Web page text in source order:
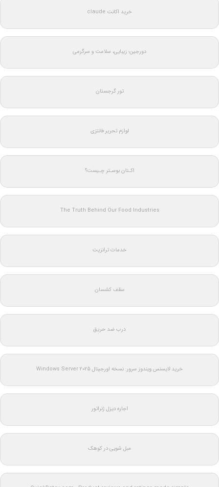
خرید اکانت claude
دورجین؛ زیبایی، سلامت و سرگرمی
تور گرجستان
لوازم تحریر فانتزی
اکـتان بوسـتر چـیست؟
The Truth Behind Our Food Industries
خدمات ترانزیت
سقف کشسان
درب ضد حریق
خرید لایسنس ویندوز سرور: نسخه اورجینال Windows Server 2025
اجاره دیزل ژنراتور
مبل شویی در کوهک